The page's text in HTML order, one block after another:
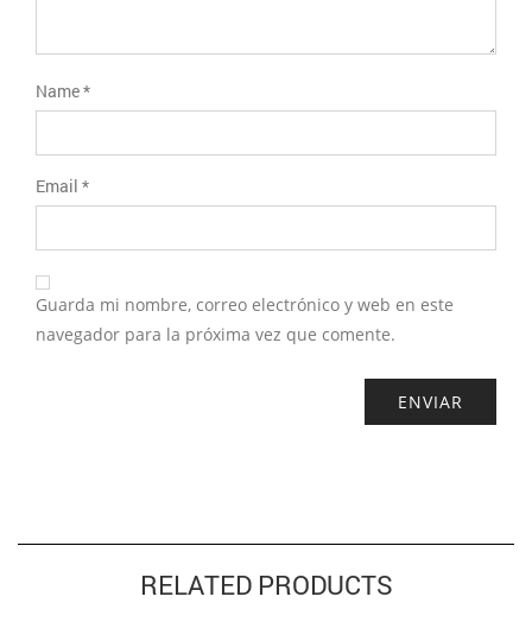
Name*
Email *
Guarda mi nombre, correo electrónico y web en este
navegador para la próxima vez que comente.
RELATED PRODUCTS